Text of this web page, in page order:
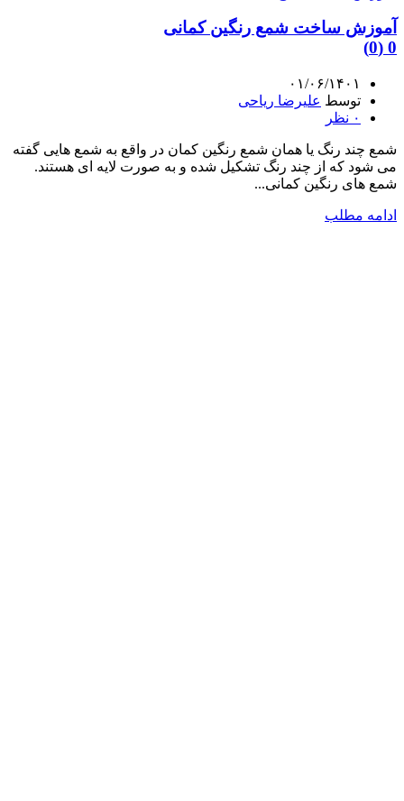
آموزش ساخت شمع رنگین کمانی
0 (0)
۰۱/۰۶/۱۴۰۱
توسط علیرضا ریاحی
۰ نظر
شمع چند رنگ یا همان شمع رنگین کمان در واقع به شمع هایی گفته
می شود که از چند رنگ تشکیل شده و به صورت لایه ای هستند.
شمع های رنگین کمانی...
ادامه مطلب